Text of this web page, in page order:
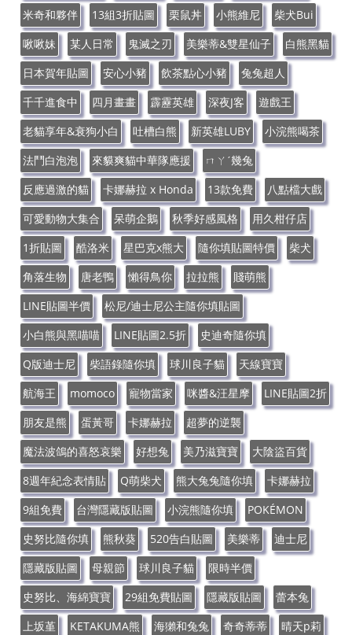
米奇和夥伴
13組3折貼圖 栗鼠丼 小熊維尼
柴犬Bui
啾啾妹
某人日常 鬼滅之刃 美樂蒂&雙星仙子
白熊黑貓
日本賀年貼圖
安心小豬 飲茶點心小豬
兔兔超人
千千進食中
四月畫畫 霹靂英雄 深夜J客
遊戲王
老貓享年&衰狗小白
吐槽白熊 新英雄LUBY
小浣熊喝茶
法鬥白泡泡
來貘爽貓中華隊應援
ㄇㄚˊ幾兔
反應過激的貓
卡娜赫拉 x Honda 13款免費
八點檔大戲
可愛動物大集合
呆萌企鵝 秋季好感風格
用久柑仔店
1折貼圖
酷洛米 星巴克x熊大 隨你填貼圖特價
柴犬
角落生物
唐老鴨 懶得鳥你 拉拉熊
賤萌熊
LINE貼圖半價
松尼/迪士尼公主隨你填貼圖
小白熊與黑喵喵
LINE貼圖2.5折
史迪奇隨你填
Q版迪士尼
柴語錄隨你填 球川良子貓
天線寶寶
航海王
momoco 寵物當家 咪醬&汪星摩
LINE貼圖2折
朋友是熊
蛋黃哥 卡娜赫拉
超夢的逆襲
魔法波鴿的喜怒哀樂
好想兔 美乃滋寶寶
大陰盜百貨
8週年紀念表情貼
Q萌柴犬 熊大兔兔隨你填
卡娜赫拉
9組免費
台灣隱藏版貼圖 小浣熊隨你填
POKÉMON
史努比隨你填
熊秋葵 520告白貼圖 美樂蒂
迪士尼
隱藏版貼圖
母親節 球川良子貓
限時半價
史努比、海綿寶寶
29組免費貼圖 隱藏版貼圖
蕾本兔
上坂堇
KETAKUMA熊 海獺和兔兔 奇奇蒂蒂
晴天p莉